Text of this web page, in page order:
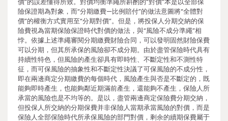
險保證期為對象，而“分期繳費—比例賠付”的做法意圖將“全體對
價”的權衡方式實用至“分期對價”。但是，將投保人分期交納的保
險費視為當期保險保證時代對價的做法，與“風險不成分準繩”相
悖。依據上述準繩審閱分期繳費財險合同，可以發明固然財險保費
可以分期，但其所承保的風險卻不成分期。由於盡管保險時代具有
持續性特色，但風險的產生卻具有即時性、不斷定性和不測性特
征，而可保風險的抽象性和不斷定性決議了可保風險的不成分性，
即在兩邊商定分期繳費的每個時代，風險產生與否是不斷定的，既
能夠即時產生，也能夠鄰近期滿前產生，還能夠不產生，保險人所
承當的風險也是不均等的。是以，盡管兩邊商定保險費分期交納，
但投保人所交納的分期保費并非保險人當期承當風險的對價，而是
保險人全部保險時代所承保風險的部門對價，剩余的續期保費屬于